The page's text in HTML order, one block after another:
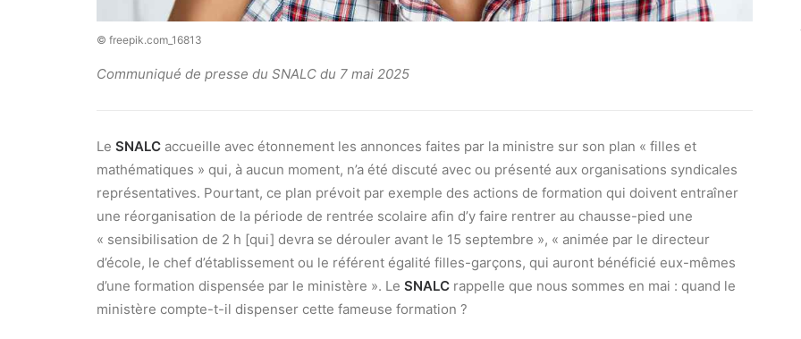
© freepik.com_16813
Communiqué de presse du SNALC du 7 mai 2025
Le SNALC accueille avec étonnement les annonces faites par la ministre sur son plan « filles et
mathématiques » qui, à aucun moment, n’a été discuté avec ou présenté aux organisations syndicales
représentatives. Pourtant, ce plan prévoit par exemple des actions de formation qui doivent entraîner
une réorganisation de la période de rentrée scolaire afin d’y faire rentrer au chausse-pied une
« sensibilisation de 2 h [qui] devra se dérouler avant le 15 septembre », « animée par le directeur
d’école, le chef d’établissement ou le référent égalité filles-garçons, qui auront bénéficié eux-mêmes
d’une formation dispensée par le ministère ». Le SNALC rappelle que nous sommes en mai : quand le
ministère compte-t-il dispenser cette fameuse formation ?